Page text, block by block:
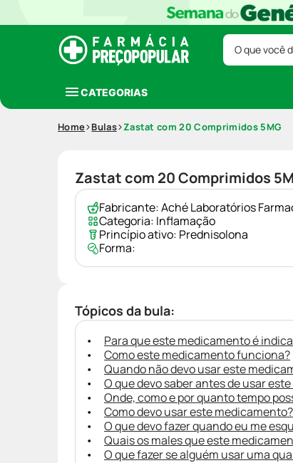
O que você
CATEGORIAS
Home Bulas Zastat com 20 Comprimidos 5MG
Zastat com 20 Comprimidos
Fabricante:Aché Laboratórios
Categoria: Inflamação
Princípio ativo: Prednisolona
Forma:
Tópicos da bula:
Para que este medicamento é
Como este medicamento funciona?
Quando não devo usar este
O que devo saber antes de usar
Onde, como e por quanto tempo
Como devo usar este medicamento?
O que devo fazer quando eu me
Quais os males que este
O que fazer se alguém usar uma